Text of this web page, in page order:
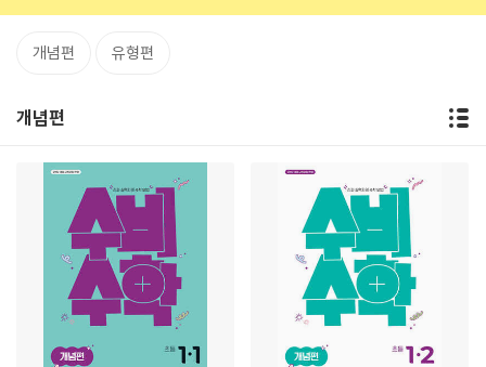
개념편 유형편
개념편